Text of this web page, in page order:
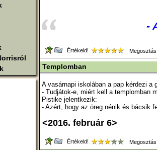
-
Értékeld!
Templomban
A vasárnapi iskolában a pap kérdezi a
- Tudjátok-e, miért kell a templomban
Pistike jelentkezik:
- Azért, hogy az öreg nénik és bácsik
<2016. február 6>
Értékeld!